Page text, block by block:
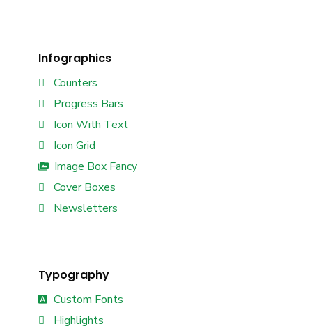
Infographics
Counters
Progress Bars
Icon With Text
Icon Grid
Image Box Fancy
Cover Boxes
Newsletters
Typography
Custom Fonts
Highlights